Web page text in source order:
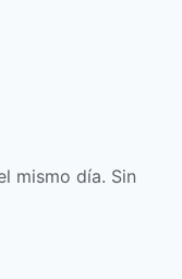
mismo día. Sin